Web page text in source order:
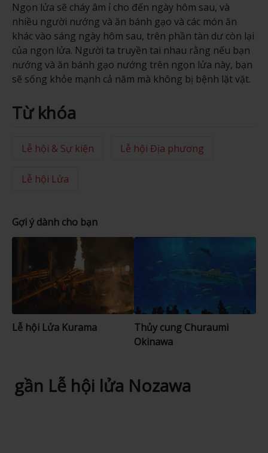
Ngọn lửa sẽ cháy âm ỉ cho đến ngày hôm sau, và
nhiều người nướng và ăn bánh gạo và các món ăn
khác vào sáng ngày hôm sau, trên phần tàn dư còn lại
của ngọn lửa. Người ta truyền tai nhau rằng nếu bạn
nướng và ăn bánh gạo nướng trên ngọn lửa này, bạn
sẽ sống khỏe mạnh cả năm mà không bị bệnh lặt vặt.
Từ khóa
Lễ hội & Sự kiện Lễ hội Địa phương
Lễ hội Lửa
Gợi ý dành cho bạn
Lễ hội Lửa Kurama
Thủy cung Churaumi
Okinawa
gần Lễ hội lửa Nozawa